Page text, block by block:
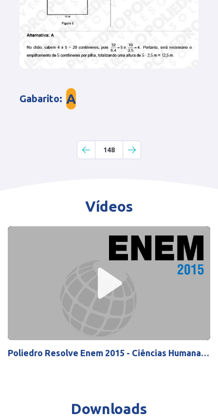
Gabarito: A
148
Vídeos
Mute Settings
Poliedro Resolve Enem 2015 - Ciências Humanas,
Downloads